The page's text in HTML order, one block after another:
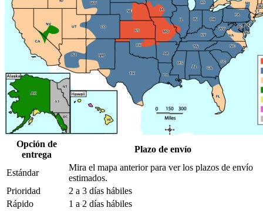
Opción de
entrega
Plazo de envío
Estándar
Mira el mapa anterior para ver los plazos de envío
estimados.
Prioridad
2 a 3 días hábiles
Rápido
1 a 2 días hábiles